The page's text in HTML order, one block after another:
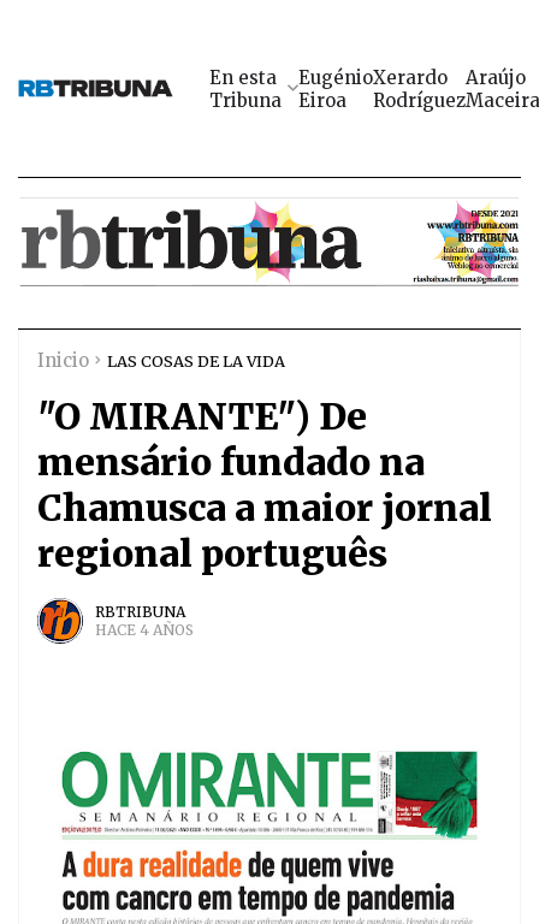
En esta
Tribuna
Eugénio
Eiroa
Xerardo
Rodríguez
Araújo
Maceira
Inicio LAS COSAS DE LA VIDA
"O MIRANTE") De
mensário fundado na
Chamusca a maior jornal
regional português
RBTRIBUNA
HACE 4 AÑOS